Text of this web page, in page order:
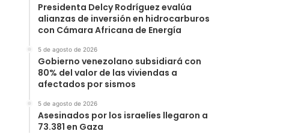
Presidenta Delcy Rodríguez evalúa
alianzas de inversión en hidrocarburos
con Cámara Africana de Energía
5 de agosto de 2026
Gobierno venezolano subsidiará con
80% del valor de las viviendas a
afectados por sismos
5 de agosto de 2026
Asesinados por los israelíes llegaron a
73.381 en Gaza